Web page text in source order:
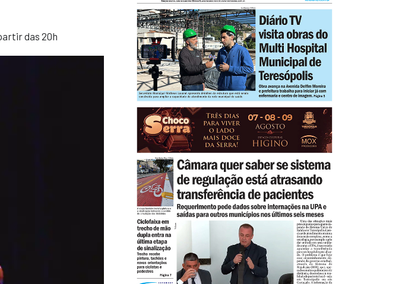
das 20h